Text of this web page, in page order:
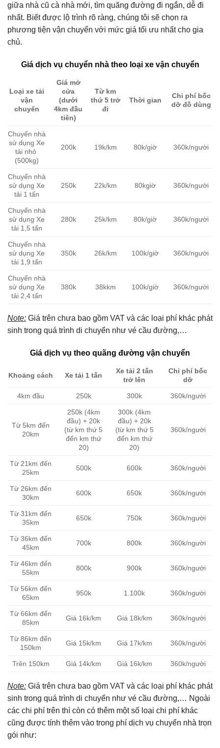
giữa nhà cũ cà nhà mới, tìm quãng đường đi ngắn, dễ đi
nhất. Biết được lộ trình rõ ràng, chúng tôi sẽ chọn ra
phương tiện vận chuyển với mức giá tối ưu nhất cho gia
chủ.
Giá dịch vụ chuyển nhà theo loại xe vận chuyển
Loại xe tải
vận
chuyển
Giá mở
cửa
(dưới
4km đầu
tiên)
Từ km
thứ 5 trở
đi
Thời gian
Chi phí bốc
dỡ đồ dùng
Chuyển nhà
sử dụng Xe
tải nhỏ
(500kg)
200k 19k/km 80k/giờ 360k/người
Chuyển nhà
sử dụng Xe
tải 1 tấn
250k 22k/km 80kgiờ 360k/người
Chuyển nhà
sử dụng Xe
tải 1,5 tấn
280k 25k/km 80k/giờ 360k/người
Chuyển nhà
sử dụng Xe
tải 1,9 tấn
350k 26k/km 100k/giờ 360k/người
Chuyển nhà
sử dụng Xe
tải 2,4 tấn
380k 38kkm 100k/giờ 360k/người
Note: Giá trên chưa bao gồm VAT và các loại phí khác phát
sinh trong quá trình di chuyển như vé cầu đường,…
Giá dịch vụ theo quãng đường vận chuyển
Khoảng cách Xe tải 1 tấn
Xe tải 2 tấn
trở lên
Chi phí bốc
dỡ
4km đầu 250k 300k 360k/người
Từ 5km đến
20km
250k (4km
đầu) + 20k
(từ km thứ 5
đến km thứ
20)
300k (4km
đầu) + 20k
(từ km thứ 5
đến km thứ
20)
360k/người
Từ 21km đến
25km
500k 600k 360k/người
Từ 26km đến
30km
600k 650k 360k/người
Từ 31km đến
35km
650k 750k 360k/người
Từ 36km đến
45km
700k 800k 360k/người
Từ 46km đến
55km
800k 900k 360k/người
Từ 56km đến
65km
950k 1.100k 360k/người
Từ 66km đến
85km
Giá 16k/km Giá 18k/km 360k/người
Từ 86km đến
150km
Giá 15k/km Giá 17k/km 360k/người
Trên 150km Giá 14k/km Giá 16k/km 360k/người
Note: Giá trên chưa bao gồm VAT và các loại phí khác phát
sinh trong quá trình di chuyển như vé cầu đường,… Ngoài
các chi phí trên thì còn có thêm một số loại chi phí khác
cũng được tính thêm vào trong phí dịch vụ chuyển nhà trọn
gói như: